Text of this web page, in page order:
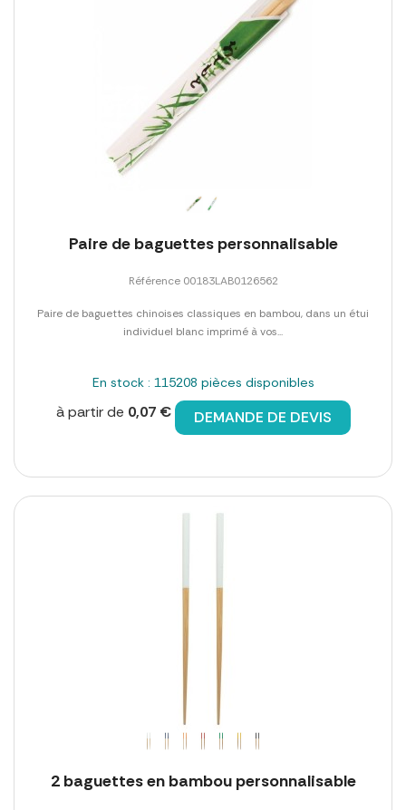
Paire de baguettes personnalisable
Référence 00183LAB0126562
Paire de baguettes chinoises classiques en bambou, dans un étui
individuel blanc imprimé à vos...
En stock : 115208 pièces disponibles
à partir de 0,07 € DEMANDE DE DEVIS
2 baguettes en bambou personnalisable